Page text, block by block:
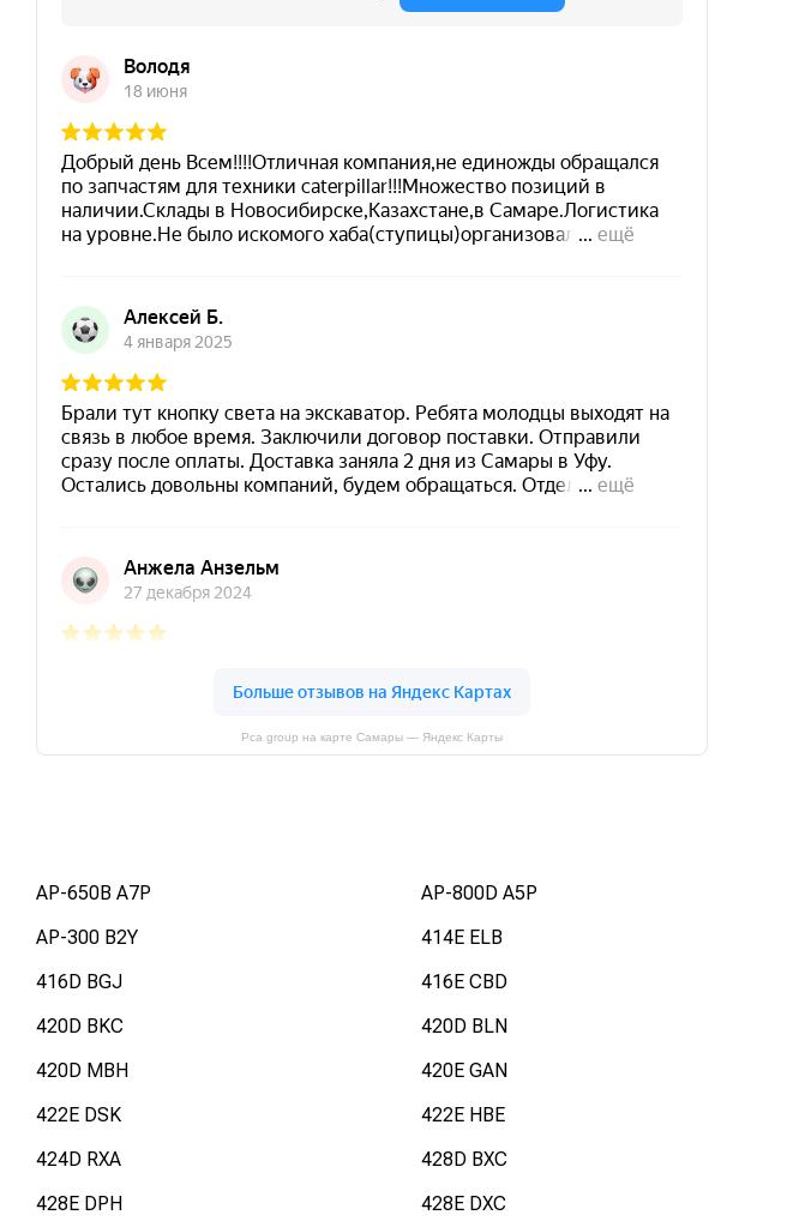
Pca group на карте Самары — Яндекс Карты
AP-650B A7P AP-800D A5P
AP-300 B2Y
414E ELB
416D BGJ
416E CBD
420D BKC
420D BLN
420D MBH
420E GAN
422E DSK
422E HBE
424D RXA
428D BXC
428E DPH
428E DXC